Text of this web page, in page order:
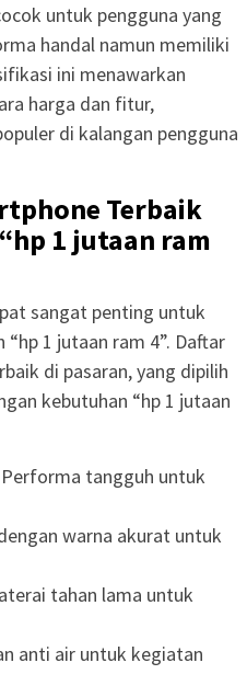
untuk pengguna yang
handal namun memiliki
ini menawarkan
harga dan fitur,
di kalangan pengguna
Terbaik
1 jutaan ram
sangat penting untuk
1 jutaan ram 4”. Daftar
di pasaran, yang dipilih
kebutuhan “hp 1 jutaan
tangguh untuk
warna akurat untuk
tahan lama untuk
anti air untuk kegiatan